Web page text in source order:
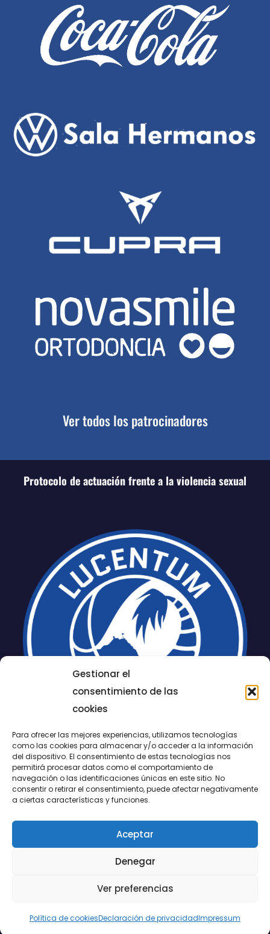
Gestionar el
consentimiento de las
cookies
Para ofrecer las mejores experiencias, utilizamos tecnologías
como las cookies para almacenar y/o acceder a la información
del dispositivo. El consentimiento de estas tecnologías nos
permitirá procesar datos como el comportamiento de
navegación o las identificaciones únicas en este sitio. No
consentir o retirar el consentimiento, puede afectar negativamente
a ciertas características y funciones.
Aceptar
Denegar
Ver preferencias
Política de cookiesDeclaración de privacidadImpressum
Ver todos los patrocinadores
Protocolo de actuación frente a la violencia sexual
LUCENTUM
ALICANTE
CONTACTO
@FundaciónLucentum página oficial
Aviso legal|Política de Cookies|Privacidad